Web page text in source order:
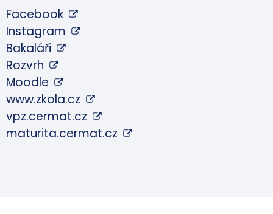
Facebook
Instagram
Bakaláři
Rozvrh
Moodle
www.zkola.cz
vpz.cermat.cz
maturita.cermat.cz